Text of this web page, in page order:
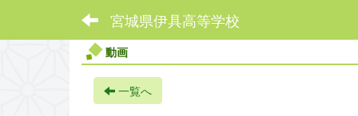
宮城県伊具高等学校
動画
一覧へ